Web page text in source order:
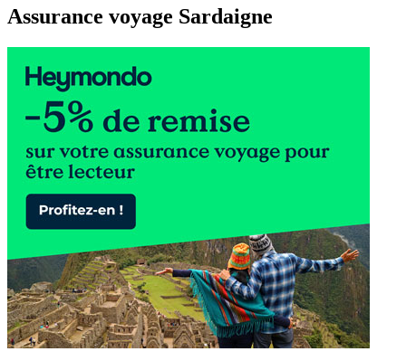
Assurance voyage Sardaigne